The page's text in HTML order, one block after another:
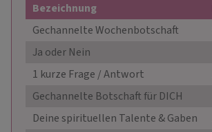
Bezeichnung
Gechannelte Wochenbotschaft
Ja oder Nein
1 kurze Frage / Antwort
Gechannelte Botschaft für DICH
Deine spirituellen Talente & Gaben